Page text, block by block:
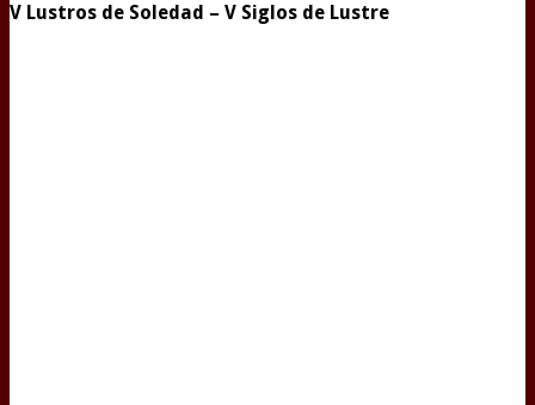
V Lustros de Soledad – V Siglos de Lustre